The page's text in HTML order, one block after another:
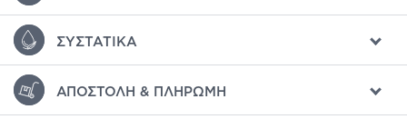
ΣΥΣΤΑΤΙΚΆ
ΑΠΟΣΤΟΛΉ & ΠΛΗΡΩΜΉ